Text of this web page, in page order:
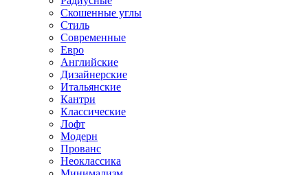
Скошенные углы
Стиль
Современные
Евро
Английские
Дизайнерские
Итальянские
Кантри
Классические
Лофт
Модерн
Прованс
Неоклассика